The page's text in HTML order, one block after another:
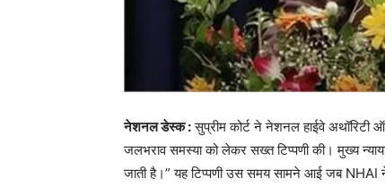
नेशनल डेस्क :सुप्रीम कोर्ट ने नेशनल हाईवे अथॉरिटी
जलभराव समस्या को लेकर सख्त टिप्पणी की। मुख्य
जाती है।” यह टिप्पणी उस समय सामने आई जब NHAI